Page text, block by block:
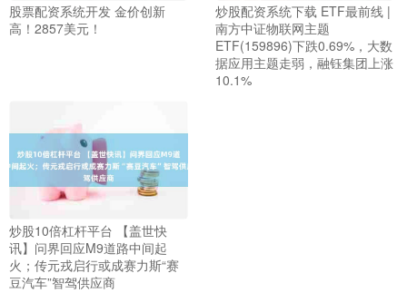
股票配资系统开发 金价创新
高！2857美元！
炒股配资系统下载 ETF最前线 |
南方中证物联网主题
ETF(159896)下跌0.69%，大数
据应用主题走弱，融钰集团上涨
10.1%
炒股10倍杠杆平台 【盖世快
讯】问界回应M9道路中间起
火；传元戎启行或成赛力斯“赛
豆汽车”智驾供应商